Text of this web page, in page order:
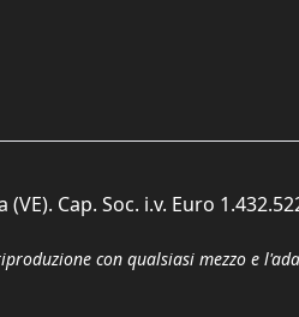
Cap. Soc. i.v. Euro
con qualsiasi mezzo e